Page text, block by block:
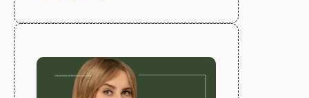
Rodzicielskie
co
warto
wiedzieć?